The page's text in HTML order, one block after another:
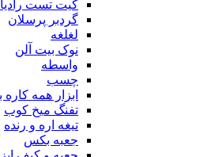
کیت تست
گردبر پرسلان
لغلغه
نوک بیت آلن
واسطه
چسب
ابزار همه
تفنگ میخ کوب
تیغه اره و رنده
جعبه بکس